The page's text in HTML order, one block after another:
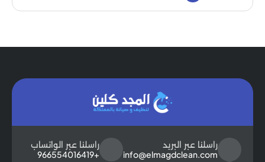
راسلنا عبر البريد
info@elmagdclean.com
راسلنا عبر الواتساب
+966554016419